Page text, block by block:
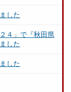
した
４」で『秋田県
した
した